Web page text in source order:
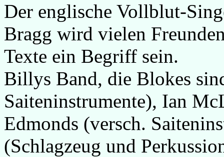
Der englische Vollblut-
Bragg wird vielen
Texte ein Begriff sein.
Billys Band, die Blokes
Saiteninstrumente), Ian
Edmonds (versch.
(Schlagzeug und